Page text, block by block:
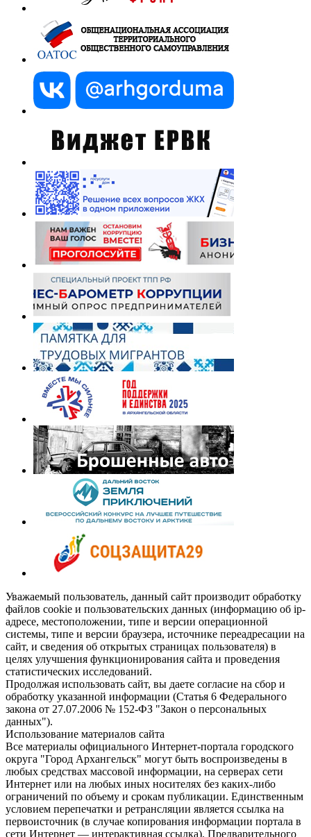
Уважаемый пользователь, данный сайт производит обработку
файлов cookie и пользовательских данных (информацию об ip-
адресе, местоположении, типе и версии операционной
системы, типе и версии браузера, источнике переадресации на
сайт, и сведения об открытых страницах пользователя) в
целях улучшения функционирования сайта и проведения
статистических исследований.
Продолжая использовать сайт, вы даете согласие на сбор и
обработку указанной информации (Статья 6 Федерального
закона от 27.07.2006 № 152-ФЗ "Закон о персональных
данных").
Использование материалов сайта
Все материалы официального Интернет-портала городского
округа "Город Архангельск" могут быть воспроизведены в
любых средствах массовой информации, на серверах сети
Интернет или на любых иных носителях без каких-либо
ограничений по объему и срокам публикации. Единственным
условием перепечатки и ретрансляции является ссылка на
первоисточник (в случае копирования информации портала в
сети Интернет — интерактивная ссылка). Предварительного